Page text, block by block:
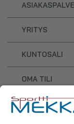
YRITYS
KUNTOSALI
OMA TILI
OSTOSKORI